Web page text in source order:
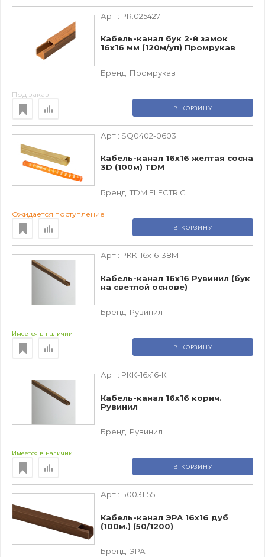
Арт.: PR.025427
Кабель-канал бук 2-й замок
16х16 мм (120м/уп) Промрукав
Бренд: Промрукав
Под заказ
В КОРЗИНУ
Арт.: SQ0402-0603
Кабель-канал 16х16 желтая сосна
3D (100м) TDM
Бренд: TDM ЕLECTRIC
Ожидается поступление
В КОРЗИНУ
Арт.: РКК-16х16-38М
Кабель-канал 16х16 Рувинил (бук
на светлой основе)
Бренд: Рувинил
Имеется в наличии
В КОРЗИНУ
Арт.: РКК-16х16-К
Кабель-канал 16х16 корич.
Рувинил
Бренд: Рувинил
Имеется в наличии
В КОРЗИНУ
Арт.: Б0031155
Кабель-канал ЭРА 16x16 дуб
(100м.) (50/1200)
Бренд: ЭРА